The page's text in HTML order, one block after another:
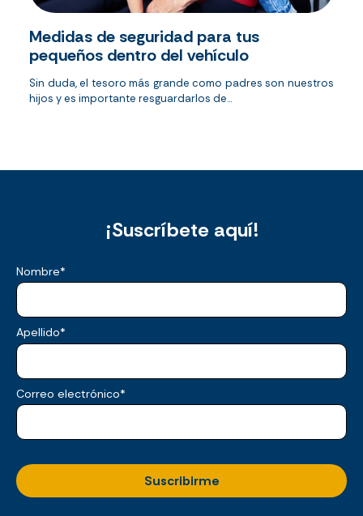
Medidas de seguridad para tus
pequeños dentro del vehículo
Sin duda, el tesoro más grande como padres son nuestros
hijos y es importante resguardarlos de...
¡Suscríbete aquí!
Nombre*
Apellido*
Correo electrónico*